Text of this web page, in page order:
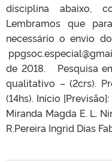
disciplina abaixo,
Lembramos que
necessário o envio
de 2018. Pesquisa
qualitativo – (2crs).
(14hs). Início
Miranda Magda E. L.
R.Pereira Ingrid Dias